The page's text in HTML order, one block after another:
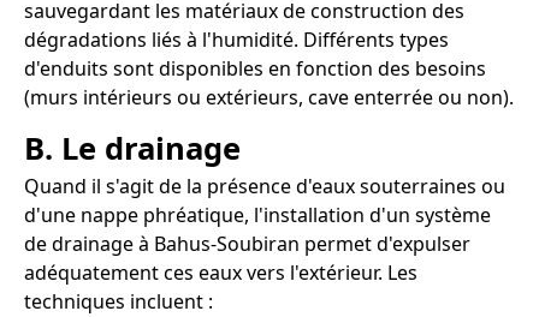
sauvegardant les matériaux de construction des
dégradations liés à l'humidité. Différents types
d'enduits sont disponibles en fonction des besoins
(murs intérieurs ou extérieurs, cave enterrée ou non).
B. Le drainage
Quand il s'agit de la présence d'eaux souterraines ou
d'une nappe phréatique, l'installation d'un système
de drainage à Bahus-Soubiran permet d'expulser
adéquatement ces eaux vers l'extérieur. Les
techniques incluent :